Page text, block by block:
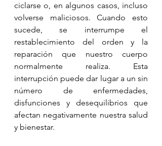
ciclarse o, en algunos casos, incluso
volverse maliciosos. Cuando esto
sucede, se interrumpe el
restablecimiento del orden y la
reparación que nuestro cuerpo
normalmente realiza. Esta
interrupción puede dar lugar a un sin
número de enfermedades,
disfunciones y desequilibrios que
afectan negativamente nuestra salud
y bienestar.